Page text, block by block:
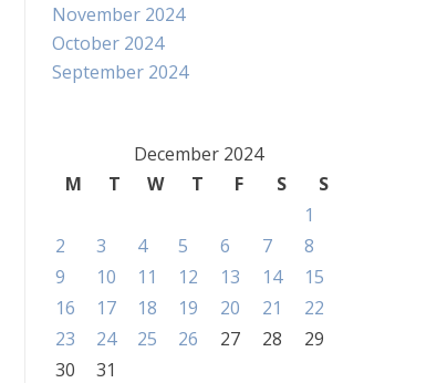
November 2024
October 2024
September 2024
December 2024
M
T W T F S
S
1
2
3 4 5 6 7
8
9
10 11 12 13 14
15
16
17 18 19 20 21
22
23
24 25 26 27 28
29
30
31